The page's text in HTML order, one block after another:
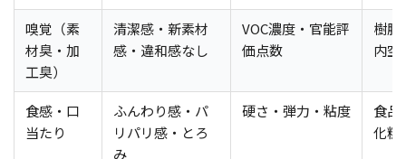
嗅覚（素
材臭・加
工臭）
清潔感・新素材
感・違和感なし
VOC濃度・官能評
価点数
樹脂
内空
食感・口
当たり
ふんわり感・パ
リパリ感・とろ
み
硬さ・弾力・粘度
食品
化粧